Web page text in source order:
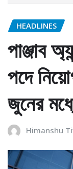
HEADLINES
পাঞ্জাব
পদে
জুনের
Himanshu